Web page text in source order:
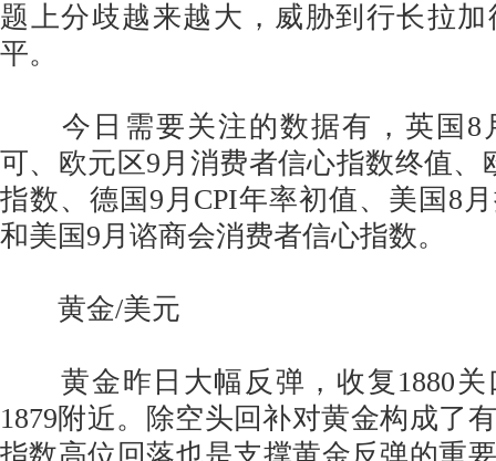
题上分歧越来越大，威胁到行长拉
平。
今日需要关注的数据有，英国8
可、欧元区9月消费者信心指数终值、
指数、德国9月CPI年率初值、美国8
和美国9月谘商会消费者信心指数。
黄金/美元
黄金昨日大幅反弹，收复1880关
1879附近。除空头回补对黄金构成了